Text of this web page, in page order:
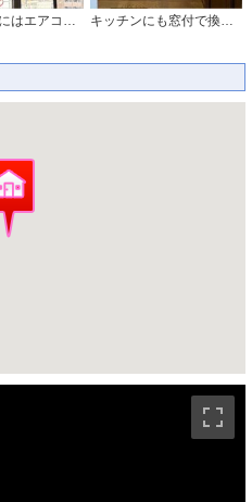
このお部屋にはエアコン付きでお得です。 キッチンにも窓付で換気もバッチリです。